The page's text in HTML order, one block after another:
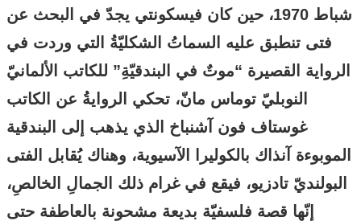
شباط 1970، حين كان فيسكونتي يجدّ في البحث عن
فتى تنطبق عليه السماتُ الشكليّةُ التي وردت في
الرواية القصيرة “موتٌ في البندقيّةِ” للكاتب الألمانيّ
النوبليّ توماس مانّ، تحكي الروايةُ عن الكاتب
غوستاف فون آشنباخ الذي يذهب إلى البندقية
الموبوءة آنذاك بالكوليرا الآسيوية، وهناك يُقابل الفتى
البولنديّ تادزيو، فيقع في غرام ذلك الجمالِ الخالصِ،
إنّها قصة فلسفيّة بديعة مشحونة بالعاطفة حتى